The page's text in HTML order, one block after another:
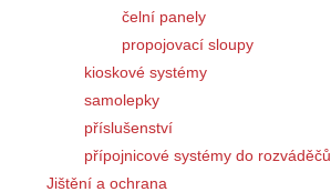
čelní panely
propojovací sloupy
kioskové systémy
samolepky
příslušenství
přípojnicové systémy do rozváděčů
Jištění a ochrana